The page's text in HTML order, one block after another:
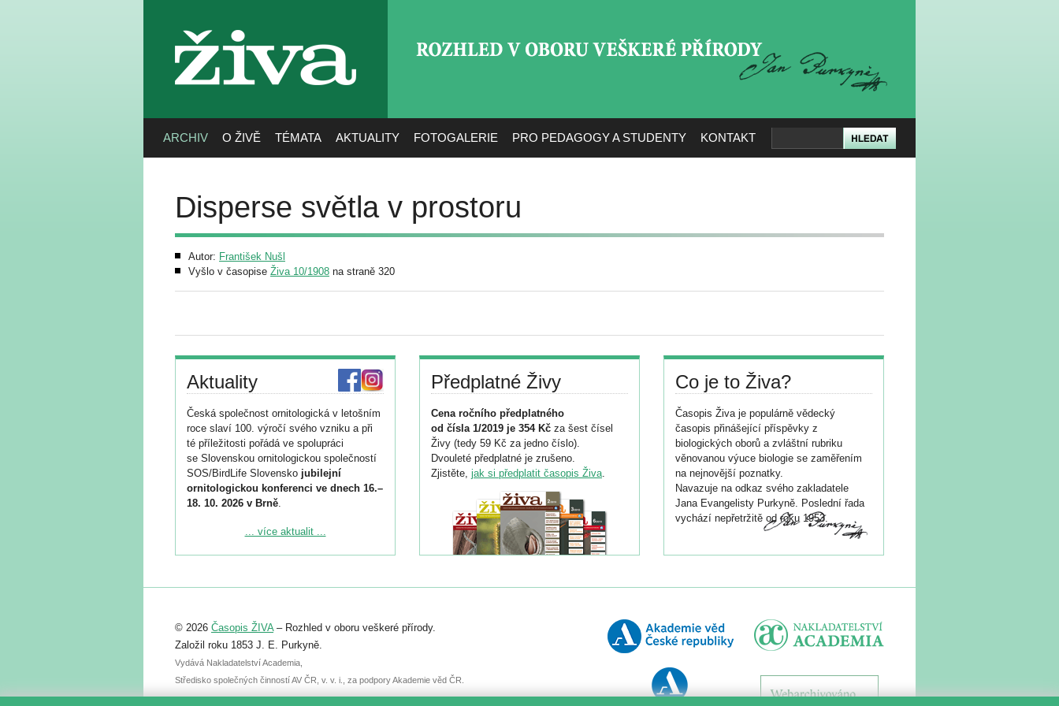
živa
ARCHIV O ŽIVĚ TÉMATA AKTUALITY FOTOGALERIE PRO PEDAGOGY A STUDENTY KONTAKT
Disperse světla v prostoru
Autor: František Nušl
Vyšlo v časopise Živa 10/1908 na straně 320
Aktuality
Česká společnost ornitologická v letošním
roce slaví 100. výročí svého vzniku a při
té příležitosti pořádá ve spolupráci
se Slovenskou ornitologickou společností
SOS/BirdLife Slovensko jubilejní
ornitologickou konferenci ve dnech 16.–
18. 10. 2026 v Brně.
Podrobnější informace ke konferenci
Registrovat se můžete do 6. září.
abstraktu přihlášené přednášky nebo
posteru je už 30. června.
... více aktualit ...
Předplatné Živy
Cena ročního předplatného
od čísla 1/2019 je 354 Kč za šest čísel
Živy (tedy 59 Kč za jedno číslo).
Dvouleté předplatné je zrušeno.
Zjistěte, jak si předplatit časopis Živa.
Co je to Živa?
Časopis Živa je populárně vědecký
časopis přinášející příspěvky z
biologických oborů a zvláštní rubriku
věnovanou výuce biologie se zaměřením
na nejnovější poznatky.
Navazuje na odkaz svého zakladatele
Jana Evangelisty Purkyně. Poslední řada
vychází nepřetržitě od roku 1953.
© 2026 Časopis ŽIVA– Rozhled v oboru veškeré přírody.
Založil roku 1853 J. E. Purkyně.
Vydává Nakladatelství Academia,
Středisko společných činností AV ČR, v. v. i., za podpory Akademie věd ČR.